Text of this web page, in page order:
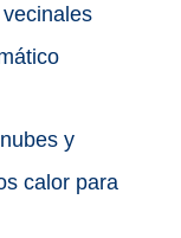
y
calor para